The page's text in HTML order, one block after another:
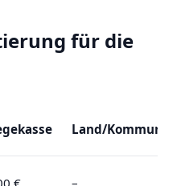
für die
Land/Kommunal
€ –